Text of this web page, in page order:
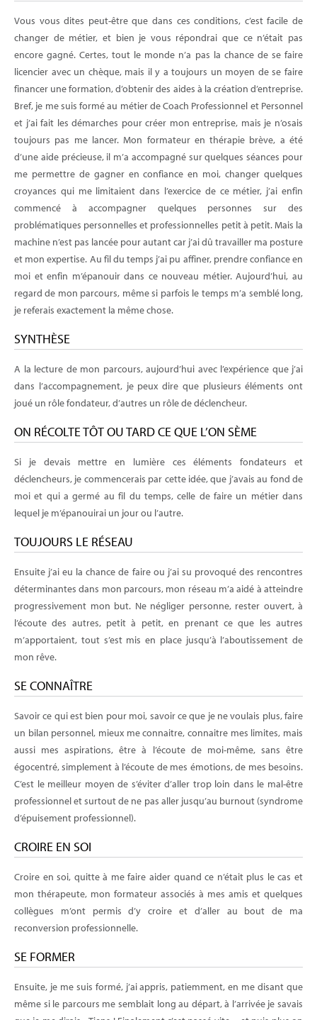
Vous vous dites peut-être que dans ces conditions, c’est facile de
changer de métier, et bien je vous répondrai que ce n’était pas
encore gagné. Certes, tout le monde n’a pas la chance de se faire
licencier avec un chèque, mais il y a toujours un moyen de se faire
financer une formation, d’obtenir des aides à la création d’entreprise.
Bref, je me suis formé au métier de Coach Professionnel et Personnel
et j’ai fait les démarches pour créer mon entreprise, mais je n’osais
toujours pas me lancer. Mon formateur en thérapie brève, a été
d’une aide précieuse, il m’a accompagné sur quelques séances pour
me permettre de gagner en confiance en moi, changer quelques
croyances qui me limitaient dans l’exercice de ce métier, j’ai enfin
commencé à accompagner quelques personnes sur des
problématiques personnelles et professionnelles petit à petit. Mais la
machine n’est pas lancée pour autant car j’ai dû travailler ma posture
et mon expertise. Au fil du temps j’ai pu affiner, prendre confiance en
moi et enfin m’épanouir dans ce nouveau métier. Aujourd’hui, au
regard de mon parcours, même si parfois le temps m’a semblé long,
je referais exactement la même chose.
SYNTHÈSE
A la lecture de mon parcours, aujourd’hui avec l’expérience que j’ai
dans l’accompagnement, je peux dire que plusieurs éléments ont
joué un rôle fondateur, d’autres un rôle de déclencheur.
ON RÉCOLTE TÔT OU TARD CE QUE L’ON SÈME
Si je devais mettre en lumière ces éléments fondateurs et
déclencheurs, je commencerais par cette idée, que j’avais au fond de
moi et qui a germé au fil du temps, celle de faire un métier dans
lequel je m’épanouirai un jour ou l’autre.
TOUJOURS LE RÉSEAU
Ensuite j’ai eu la chance de faire ou j’ai su provoqué des rencontres
déterminantes dans mon parcours, mon réseau m’a aidé à atteindre
progressivement mon but. Ne négliger personne, rester ouvert, à
l’écoute des autres, petit à petit, en prenant ce que les autres
m’apportaient, tout s’est mis en place jusqu’à l’aboutissement de
mon rêve.
SE CONNAÎTRE
Savoir ce qui est bien pour moi, savoir ce que je ne voulais plus, faire
un bilan personnel, mieux me connaitre, connaitre mes limites, mais
aussi mes aspirations, être à l’écoute de moi-même, sans être
égocentré, simplement à l’écoute de mes émotions, de mes besoins.
C’est le meilleur moyen de s’éviter d’aller trop loin dans le mal-être
professionnel et surtout de ne pas aller jusqu’au burnout (syndrome
d’épuisement professionnel).
CROIRE EN SOI
Croire en soi, quitte à me faire aider quand ce n’était plus le cas et
mon thérapeute, mon formateur associés à mes amis et quelques
collègues m’ont permis d’y croire et d’aller au bout de ma
reconversion professionnelle.
SE FORMER
Ensuite, je me suis formé, j’ai appris, patiemment, en me disant que
même si le parcours me semblait long au départ, à l’arrivée je savais